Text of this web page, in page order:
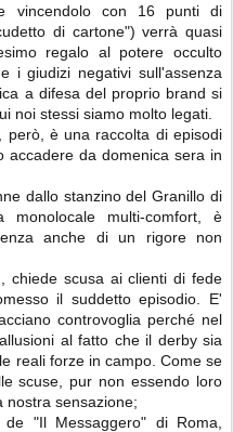
vincendolo con 16 punti di
di cartone") verrà quasi
regalo al potere occulto
i giudizi negativi sull'assenza
a difesa del proprio brand si
noi stessi siamo molto legati.
però, è una raccolta di episodi
accadere da domenica sera in
dallo stanzino del Granillo di
monolocale multi-comfort, è
anche di un rigore non
chiede scusa ai clienti di fede
il suddetto episodio. E'
controvoglia perché nel
al fatto che il derby sia
reali forze in campo. Come se
scuse, pur non essendo loro
nostra sensazione;
"Il Messaggero" di Roma,